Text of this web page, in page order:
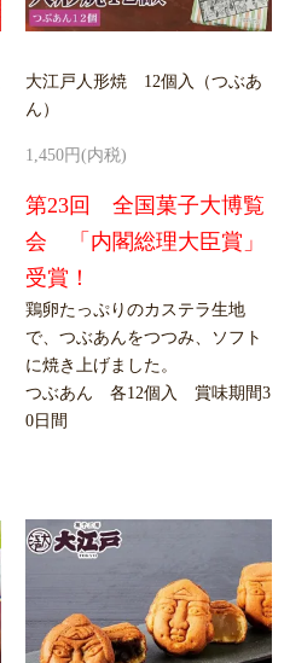
大江戸人形焼 12個入（つぶあ
ん）
1,450円(内税)
第23回 全国菓子大博覧
会 「内閣総理大臣賞」
受賞！
鶏卵たっぷりのカステラ生地
で、つぶあんをつつみ、ソフト
に焼き上げました。
つぶあん 各12個入 賞味期間3
0日間